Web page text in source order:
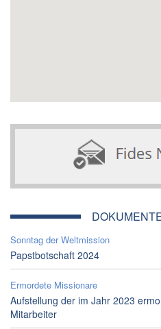
Sonntag der Weltmission
Papstbotschaft 2024
Ermordete Missionare
Aufstellung der im Jahr 2023
Mitarbeiter